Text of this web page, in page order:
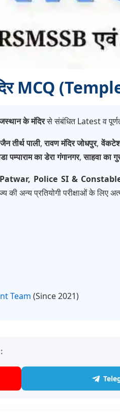
MCQ
के मंदिरसे संबंधित Latest व
तीर्थ पाली,रावण मंदिर जोधपुर,
पम्पाराम का डेरा गंगानगर,साहवा का
Police SI &
की अन्य प्रतियोगी परीक्षाओं के लिए
Team (Since 2021)